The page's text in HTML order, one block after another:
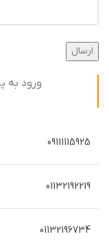
ورود به
09111115925
01132192219
01132196734